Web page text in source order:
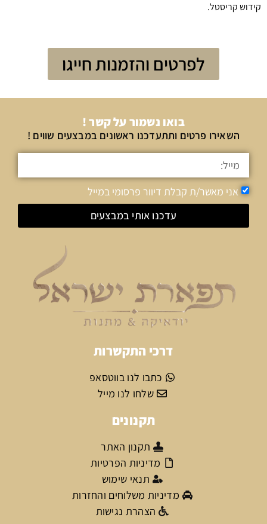
קידוש קריסטל.
לפרטים והזמנות חייגו
בואו נשמור על קשר !
השאירו פרטים ותתעדכנו ראשונים במבצעים שווים !
אני מאשר/ת קבלת דיוור פרסומי במייל
עדכנו אותי במבצעים
דרכי התקשרות
כתבו לנו בווטסאפ
שלחו לנו מייל
תקנונים
תקנון האתר
מדיניות הפרטיות
תנאי שימוש
מדיניות משלוחים והחזרות
הצהרת נגישות